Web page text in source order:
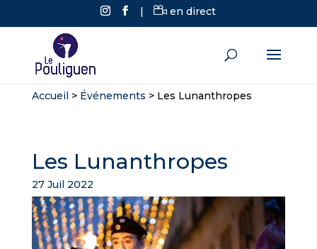
| en direct
Accueil> Événements > Les Lunanthropes
Les Lunanthropes
27 Juil 2022